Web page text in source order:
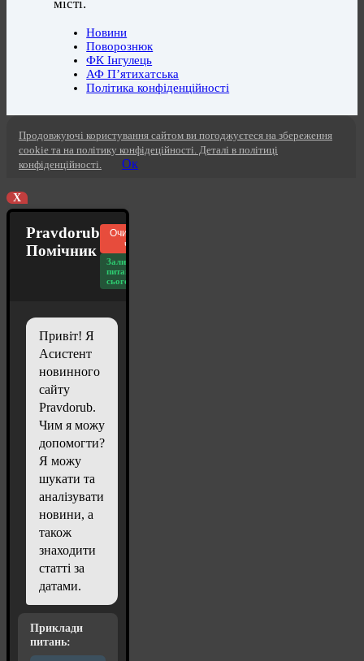
місті.
Новини
Поворознюк
ФК Інгулець
АФ П’ятихатська
Політика конфіденційності
Продовжуючі користування сайтом ви погоджуєтеся на збереження
cookie та на політику конфідеційності. Деталі в політиці
конфіденційності.
Ок
X
Pravdorub
Помічник
Очистити
чат
Залишилось
питань
сьогодні: 20
Привіт! Я
Асистент
новинного
сайту
Pravdorub.
Чим я можу
допомогти?
Я можу
шукати та
аналізувати
новини, а
також
знаходити
статті за
датами.
Приклади
питань: